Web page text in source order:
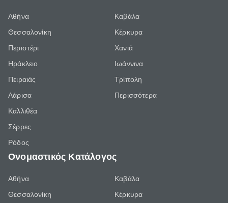
Αθήνα
Θεσσαλονίκη
Περιστέρι
Ηράκλειο
Πειραιάς
Λάρισα
Καλλιθέα
Σέρρες
Ρόδος
Καβάλα
Κέρκυρα
Χανιά
Ιωάννινα
Τρίπολη
Περισσότερα
Ονομαστικός Κατάλογος
Αθήνα
Θεσσαλονίκη
Καβάλα
Κέρκυρα